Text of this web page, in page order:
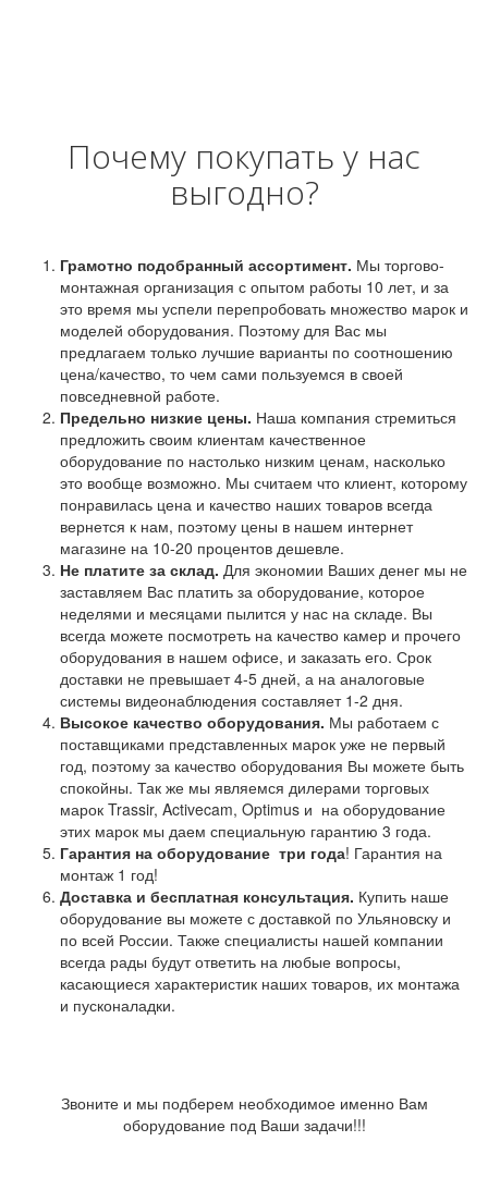
Почему покупать у нас
выгодно?
Грамотно подобранный ассортимент. Мы торгово-
монтажная организация с опытом работы 10 лет, и за
это время мы успели перепробовать множество марок и
моделей оборудования. Поэтому для Вас мы
предлагаем только лучшие варианты по соотношению
цена/качество, то чем сами пользуемся в своей
повседневной работе.
Предельно низкие цены. Наша компания стремиться
предложить своим клиентам качественное
оборудование по настолько низким ценам, насколько
это вообще возможно. Мы считаем что клиент, которому
понравилась цена и качество наших товаров всегда
вернется к нам, поэтому цены в нашем интернет
магазине на 10-20 процентов дешевле.
Не платите за склад. Для экономии Ваших денег мы не
заставляем Вас платить за оборудование, которое
неделями и месяцами пылится у нас на складе. Вы
всегда можете посмотреть на качество камер и прочего
оборудования в нашем офисе, и заказать его. Срок
доставки не превышает 4-5 дней, а на аналоговые
системы видеонаблюдения составляет 1-2 дня.
Высокое качество оборудования. Мы работаем с
поставщиками представленных марок уже не первый
год, поэтому за качество оборудования Вы можете быть
спокойны. Так же мы являемся дилерами торговых
марок Trassir, Activecam, Optimus и на оборудование
этих марок мы даем специальную гарантию 3 года.
Гарантия на оборудование три года! Гарантия на
монтаж 1 год!
Доставка и бесплатная консультация. Купить наше
оборудование вы можете с доставкой по Ульяновску и
по всей России. Также специалисты нашей компании
всегда рады будут ответить на любые вопросы,
касающиеся характеристик наших товаров, их монтажа
и пусконаладки.
Звоните и мы подберем необходимое именно Вам
оборудование под Ваши задачи!!!